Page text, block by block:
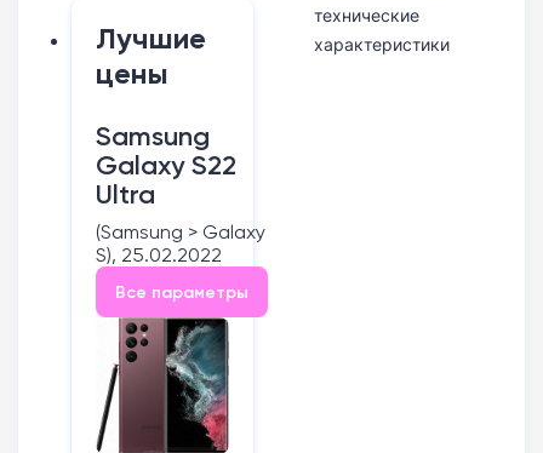
Лучшие
цены
Samsung
Galaxy S22
Ultra
(Samsung > Galaxy
S), 25.02.2022
Все параметры
технические
характеристики